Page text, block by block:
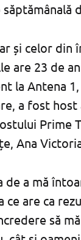
și celor din
are 23 de
la Antena
a fost
Prime
Ana
a mă
ce are ca
să